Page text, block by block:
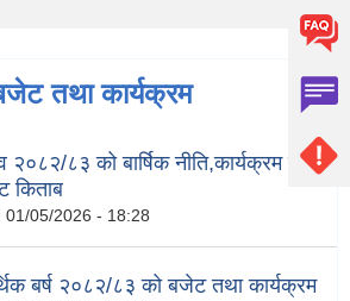
तथा कार्यक्रम
८३ को बार्षिक नीति,कार्यक्रम तथा
किताब
01/05/2026 - 18:28
बर्ष २०८२/८३ को बजेट तथा कार्यक्रम